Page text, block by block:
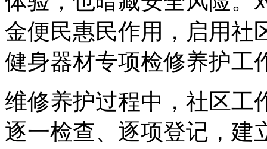
金便民惠民作用，启用社
健身器材专项检修养护工
维修养护过程中，社区工
逐一检查、逐项登记，建